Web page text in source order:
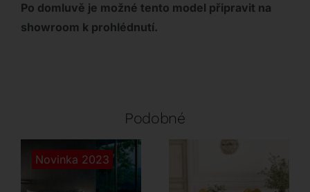
Po domluvě je možné tento model připravit na
showroom k prohlédnutí.
Podobné
Novinka 2023